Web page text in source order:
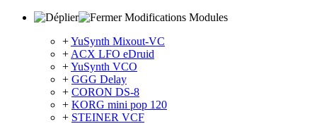
Modifications Modules
+YuSynth Mixout-VC
+ ACX LFO eDruid
+YuSynth VCO
+ GGG Delay
+ CORON DS-8
+ KORG mini pop 120
+ STEINER VCF